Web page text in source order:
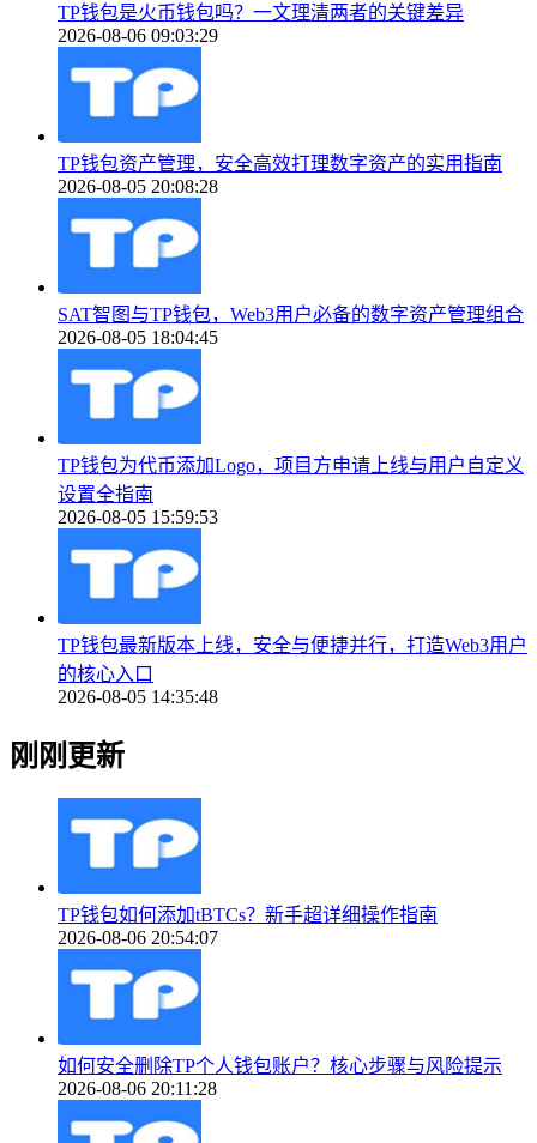
TP钱包是火币钱包吗？一文理清两者的关键差异
2026-08-06 09:03:29
TP钱包资产管理，安全高效打理数字资产的实用指南
2026-08-05 20:08:28
SAT智图与TP钱包，Web3用户必备的数字资产管理组合
2026-08-05 18:04:45
TP钱包为代币添加Logo，项目方申请上线与用户自定义
设置全指南
2026-08-05 15:59:53
TP钱包最新版本上线，安全与便捷并行，打造Web3用户
的核心入口
2026-08-05 14:35:48
刚刚更新
TP钱包如何添加tBTCs？新手超详细操作指南
2026-08-06 20:54:07
如何安全删除TP个人钱包账户？核心步骤与风险提示
2026-08-06 20:11:28